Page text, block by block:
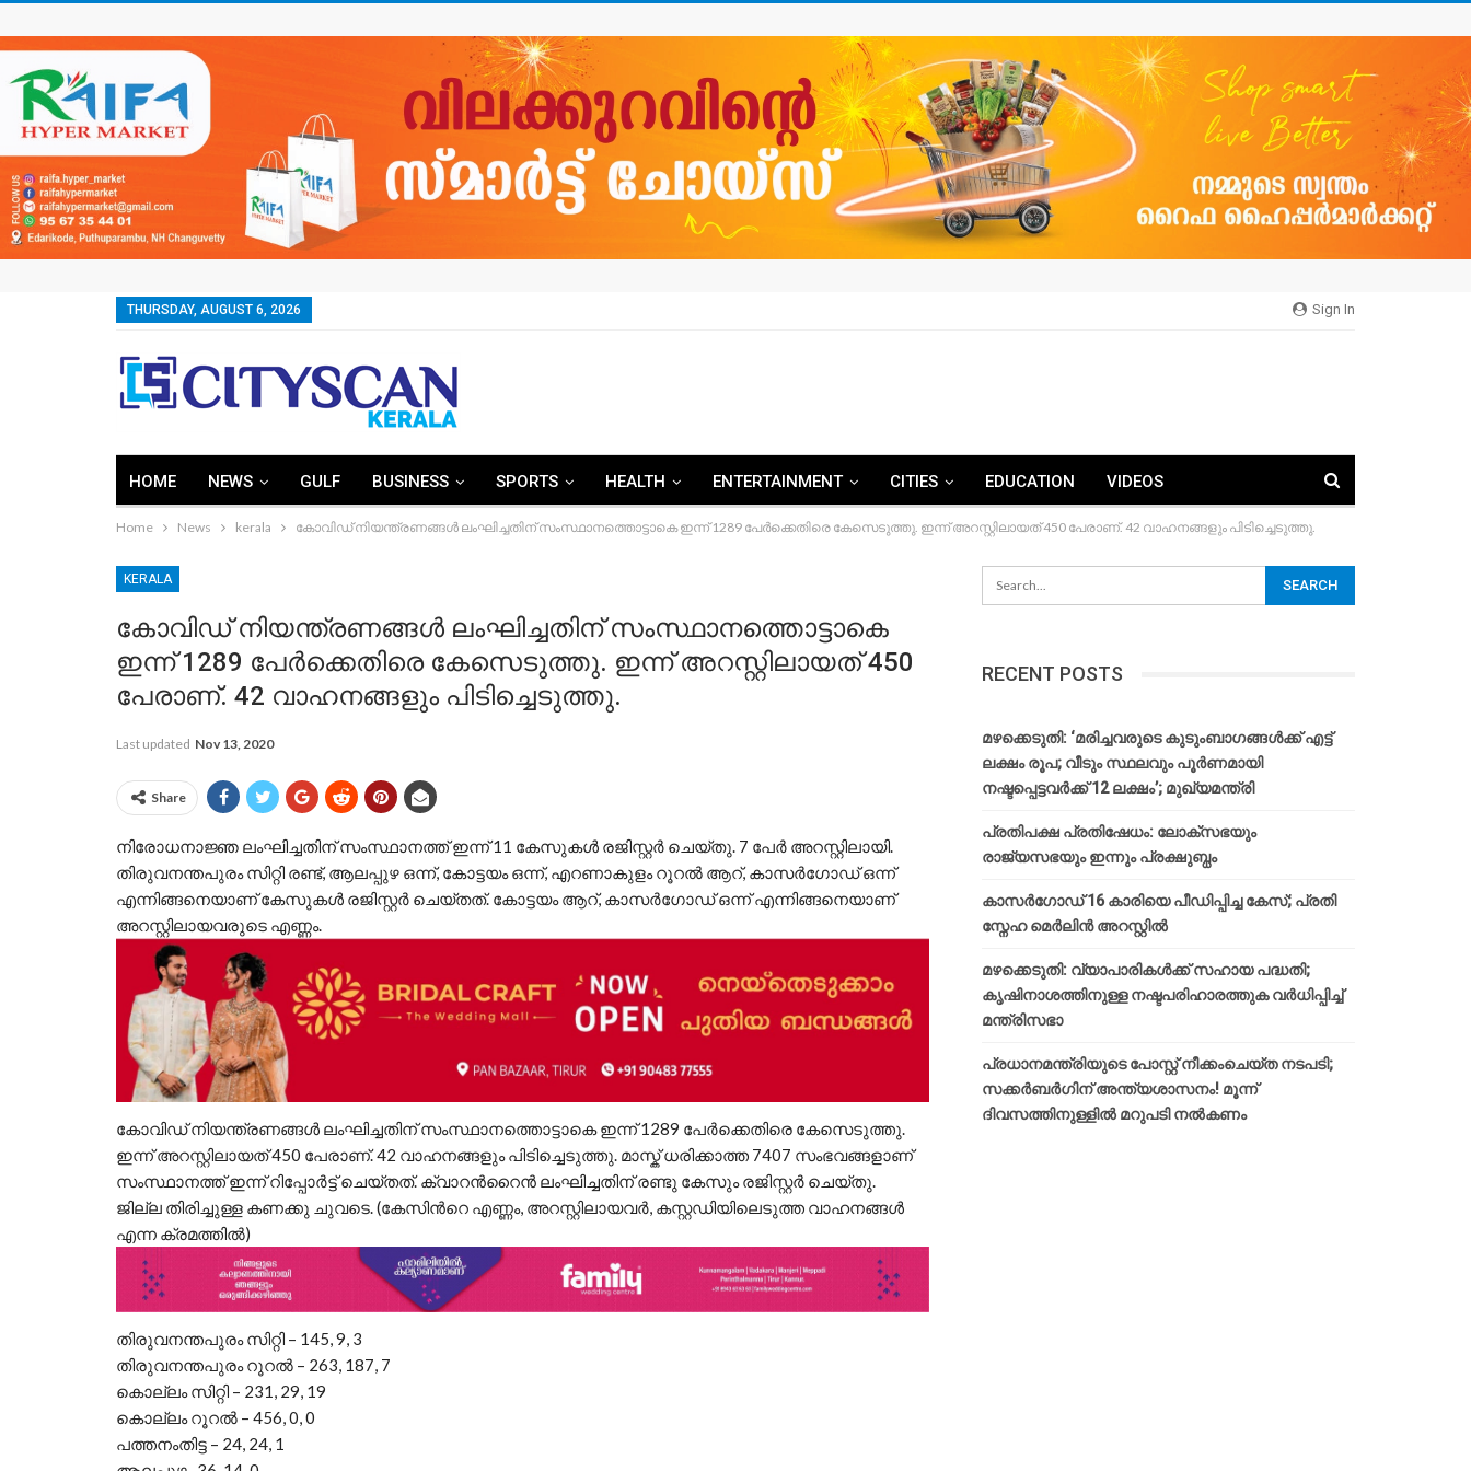
Sign In
THURSDAY, AUGUST 6, 2026
HOME NEWS GULF BUSINESS SPORTS HEALTH ENTERTAINMENT CITIES EDUCATION VIDEOS
Home News kerala കോവിഡ് നിയന്ത്രണങ്ങള്‍ ലംഘിച്ചതിന് സംസ്ഥാനത്തൊട്ടാകെ ഇന്ന് 1289 പേര്‍ക്കെതിരെ കേസെടുത്തു. ഇന്ന് അറസ്റ്റിലായത് 450 പേരാണ്. 42 വാഹനങ്ങളും പിടിച്ചെടുത്തു.
KERALA
കോവിഡ് നിയന്ത്രണങ്ങള്‍ ലംഘിച്ചതിന് സംസ്ഥാനത്തൊട്ടാകെ
ഇന്ന് 1289 പേര്‍ക്കെതിരെ കേസെടുത്തു. ഇന്ന് അറസ്റ്റിലായത് 450
പേരാണ്. 42 വാഹനങ്ങളും പിടിച്ചെടുത്തു.
Last updated Nov 13, 2020
Share
നിരോധനാജ്ഞ ലംഘിച്ചതിന് സംസ്ഥാനത്ത് ഇന്ന് 11 കേസുകള് രജിസ്റ്റര് ചെയ്തു. 7 പേര് അറസ്റ്റിലായി.
തിരുവനന്തപുരം സിറ്റി രണ്ട്, ആലപ്പുഴ ഒന്ന്, കോട്ടയം ഒന്ന്, എറണാകുളം റൂറല് ആറ്, കാസര്ഗോഡ് ഒന്ന്
എന്നിങ്ങനെയാണ് കേസുകള് രജിസ്റ്റര് ചെയ്തത്. കോട്ടയം ആറ്, കാസര്ഗോഡ് ഒന്ന് എന്നിങ്ങനെയാണ്
അറസ്റ്റിലായവരുടെ എണ്ണം.
കോവിഡ് നിയന്ത്രണങ്ങള് ലംഘിച്ചതിന് സംസ്ഥാനത്തൊട്ടാകെ ഇന്ന് 1289 പേര്ക്കെതിരെ കേസെടുത്തു.
ഇന്ന് അറസ്റ്റിലായത് 450 പേരാണ്. 42 വാഹനങ്ങളും പിടിച്ചെടുത്തു. മാസ്ക് ധരിക്കാത്ത 7407 സംഭവങ്ങളാണ്
സംസ്ഥാനത്ത് ഇന്ന് റിപ്പോര്ട്ട് ചെയ്തത്. ക്വാറന്റൈന് ലംഘിച്ചതിന് രണ്ടു കേസും രജിസ്റ്റര് ചെയ്തു.
ജില്ല തിരിച്ചുള്ള കണക്കു ചുവടെ. (കേസിന്റെ എണ്ണം, അറസ്റ്റിലായവര് , കസ്റ്റഡിയിലെടുത്ത വാഹനങ്ങള്
എന്ന ക്രമത്തില്)
തിരുവനന്തപുരം സിറ്റി – 145, 9, 3
തിരുവനന്തപുരം റൂറല് – 263, 187, 7
കൊല്ലം സിറ്റി – 231, 29, 19
കൊല്ലം റൂറല് – 456, 0, 0
പത്തനംതിട്ട – 24, 24, 1
RECENT POSTS
മഴക്കെടുതി: ‘മരിച്ചവരുടെ കുടുംബാഗങ്ങൾക്ക് എട്ട്
ലക്ഷം രൂപ; വീടും സ്ഥലവും പൂർണമായി
നഷ്ടപ്പെട്ടവർക്ക് 12 ലക്ഷം’; മുഖ്യമന്ത്രി
പ്രതിപക്ഷ പ്രതിഷേധം: ലോക്സഭയും
രാജ്യസഭയും ഇന്നും പ്രക്ഷുബ്ധം
കാസർഗോഡ് 16 കാരിയെ പീഡിപ്പിച്ച കേസ്; പ്രതി
സ്നേഹ മെർലിൻ അറസ്റ്റിൽ
മഴക്കെടുതി: വ്യാപാരികൾക്ക് സഹായ പദ്ധതി;
കൃഷിനാശത്തിനുള്ള നഷ്ടപരിഹാരത്തുക വർ‌ധിപ്പിച്ച്
മന്ത്രിസഭാ
പ്രധാനമന്ത്രിയുടെ പോസ്റ്റ് നീക്കംചെയ്ത നടപടി;
സക്കർബർഗിന് അന്ത്യശാസനം! മൂന്ന്
ദിവസത്തിനുള്ളില്‍ മറുപടി നല്‍കണം